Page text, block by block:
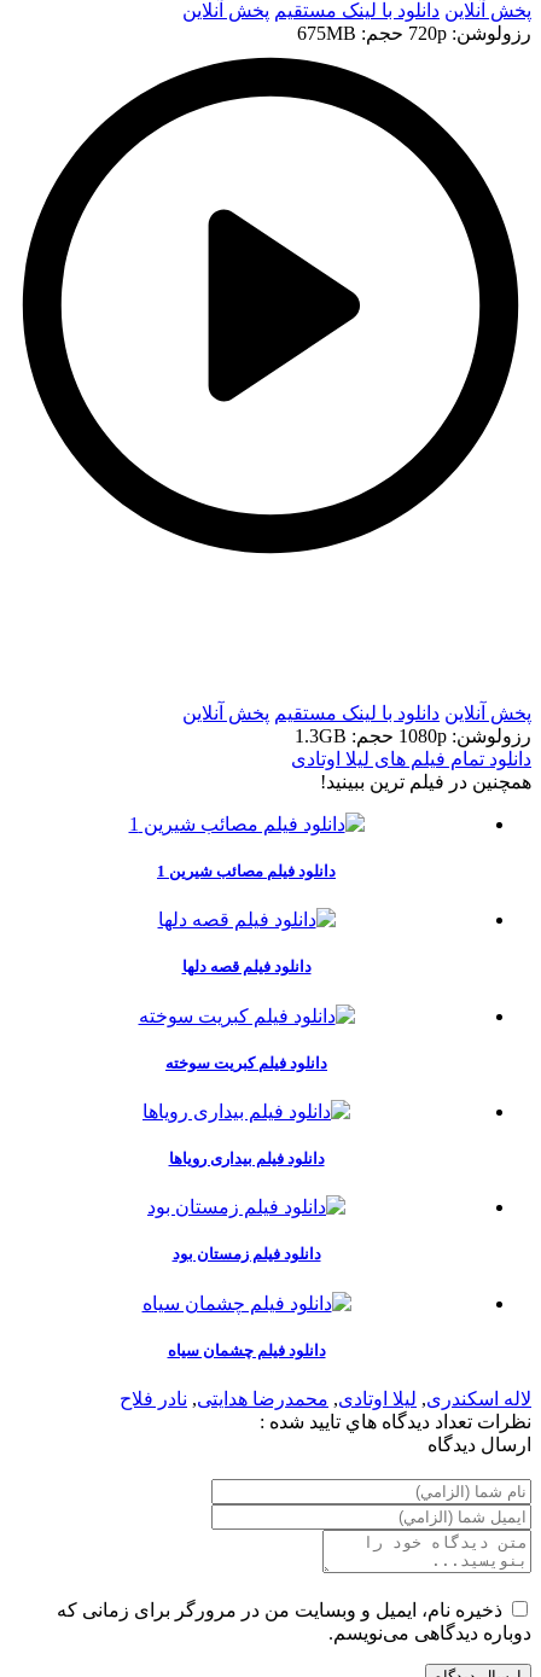
پخش آنلاین دانلود با لينک مستقيم پخش آنلاین
رزولوشن: 720p
حجم: 675MB
پخش آنلاین دانلود با لينک مستقيم پخش آنلاین
رزولوشن: 1080p
حجم: 1.3GB
دانلود تمام فیلم های لیلا اوتادی
همچنين در فيلم ترين ببينيد!
دانلود فیلم مصائب شیرین 1
دانلود فیلم قصه دلها
دانلود فیلم کبریت سوخته
دانلود فیلم بیداری رویاها
دانلود فیلم زمستان بود
دانلود فیلم چشمان سیاه
لاله اسکندری, لیلا اوتادی, محمدرضا هدایتی, نادر فلاح
نظرات تعداد ديدگاه هاي تاييد شده :
ارسال ديدگاه
ذخیره نام، ایمیل و وبسایت من در مرورگر برای زمانی که
دوباره دیدگاهی می‌نویسم.